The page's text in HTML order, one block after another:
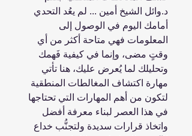
د.وائل الشيخ أمين ... لم يعُد التحدي
أمامك اليوم في الوصول إلى
المعلومات فهي متاحة أكثر من أي
وقتٍ مضى، وإنما في كيفية فَهمك
وتحليلك لما يُعرض عليك، هنا تأتي
مهارة اكتشاف المغالطات المنطقية
لتكون من أهم المهارات التي تحتاجها
في هذا العصر لبناء معرفة أفضل
واتخاذ قرارات سديدة ولتجنُّب خداع